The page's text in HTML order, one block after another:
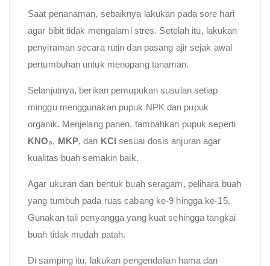
Saat penanaman, sebaiknya lakukan pada sore hari
agar bibit tidak mengalami stres. Setelah itu, lakukan
penyiraman secara rutin dan pasang ajir sejak awal
pertumbuhan untuk menopang tanaman.
Selanjutnya, berikan pemupukan susulan setiap
minggu menggunakan pupuk NPK dan pupuk
organik. Menjelang panen, tambahkan pupuk seperti
KNO₃, MKP, dan KCl sesuai dosis anjuran agar
kualitas buah semakin baik.
Agar ukuran dan bentuk buah seragam, pelihara buah
yang tumbuh pada ruas cabang ke-9 hingga ke-15.
Gunakan tali penyangga yang kuat sehingga tangkai
buah tidak mudah patah.
Di samping itu, lakukan pengendalian hama dan